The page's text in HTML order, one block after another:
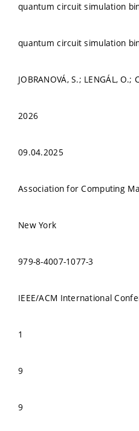
quantum circuit simulation
quantum circuit simulation
JOBRANOVÁ, S.; LENGÁL, O.;
2026
09.04.2025
Association for Computing
New York
979-8-4007-1077-3
IEEE/ACM International
1
9
9